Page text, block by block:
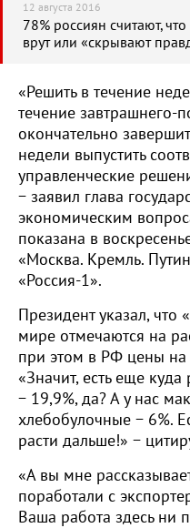
12 августа 2016
78% россиян считают,
врут или «скрывают
«Решить в течение
течение завтрашнего-
окончательно
недели выпустить
управленческие
− заявил глава
экономическим
показана в
«Москва. Кремль.
«Россия-1».
Президент указал,
мире отмечаются на
при этом в РФ цены на
«Значит, есть еще
− 19,9%, да? А у нас
хлебобулочные − 6%.
расти дальше!» −
«А вы мне
поработали с
Ваша работа здесь ни